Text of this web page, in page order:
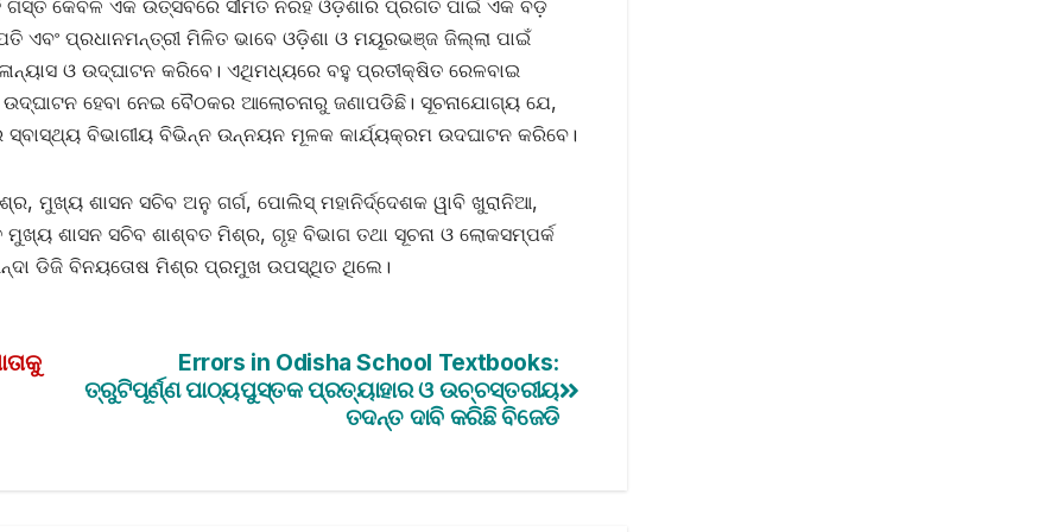
ଗସ୍ତ କେବଳ ଏକ ଉତ୍ସବରେ ସୀମିତ ନରହି ଓଡ଼ିଶାର ପ୍ରଗତି ପାଇଁ ଏକ ବଡ଼
ଏବଂ ପ୍ରଧାନମନ୍ତ୍ରୀ ମିଳିତ ଭାବେ ଓଡ଼ିଶା ଓ ମୟୂରଭଞ୍ଜ ଜିଲ୍ଲା ପାଇଁ
ଓ ଉଦ୍‌ଘାଟନ କରିବେ। ଏଥିମଧ୍ୟରେ ବହୁ ପ୍ରତୀକ୍ଷିତ ରେଳବାଇ
ହେବା ନେଇ ବୈଠକର ଆଲୋଚନାରୁ ଜଣାପଡିଛି। ସୂଚନାଯୋଗ୍ୟ ଯେ,
ବିଭାଗୀୟ ବିଭିନ୍ନ ଉନ୍ନୟନ ମୂଳକ କାର୍ଯ୍ୟକ୍ରମ ଉଦଘାଟନ କରିବେ।
ମୁଖ୍ୟ ଶାସନ ସଚିବ ଅନୁ ଗର୍ଗ, ପୋଲିସ୍ ମହାନିର୍ଦ୍ଦେଶକ ୱାବି ଖୁରାନିଆ,
ଶାସନ ସଚିବ ଶାଶ୍ବତ ମିଶ୍ର, ଗୃହ ବିଭାଗ ତଥା ସୂଚନା ଓ ଲୋକସମ୍ପର୍କ
ଡିଜି ବିନୟତୋଷ ମିଶ୍ର ପ୍ରମୁଖ ଉପସ୍ଥିତ ଥିଲେ।
Errors in Odisha School Textbooks:
ତ୍ରୁଟିପୂର୍ଣ୍ଣ ପାଠ୍ୟପୁସ୍ତକ ପ୍ରତ୍ୟାହାର ଓ ଉଚ୍ଚସ୍ତରୀୟ
ତଦନ୍ତ ଦାବି କରିଛି ବିଜେଡି